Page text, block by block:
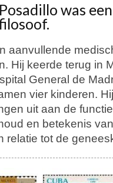
was
aanvullende
Hij keerde terug in
General de
vier kinderen.
uit aan de
en betekenis
relatie tot de